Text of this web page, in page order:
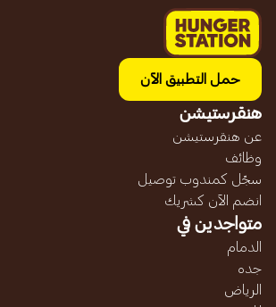
حمل التطبيق الآن
هنقرستيشن
عن هنقرستيشن
وظائف
سجّل كمندوب توصيل
انضم الآن كشريك
متواجدين في
الدمام
جده
الرياض